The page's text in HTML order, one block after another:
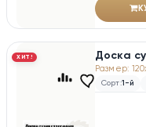
ХИТ! Доска
Размер:
Сорт:1-й